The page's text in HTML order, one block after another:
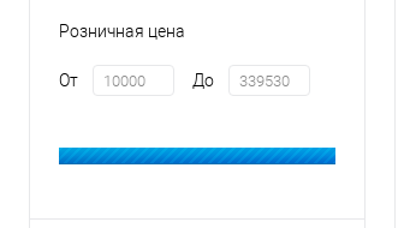
Розничная цена
От До